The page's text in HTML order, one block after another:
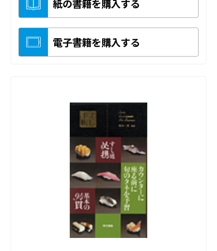
紙の書籍を購入する
電子書籍を購入する